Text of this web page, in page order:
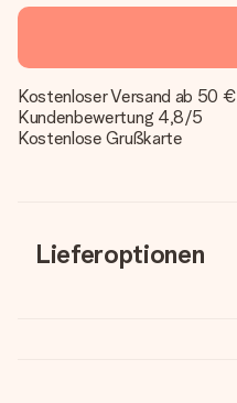
Kostenloser Versand ab 50 €
Kundenbewertung 4,8/5
Kostenlose Grußkarte
Lieferoptionen